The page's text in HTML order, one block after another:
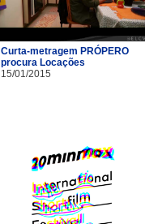
Curta-metragem PRÓPERO
procura Locações
15/01/2015